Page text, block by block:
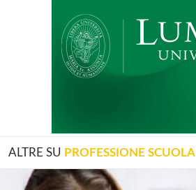
ALTRE SU PROFESSIONE SCUOLA